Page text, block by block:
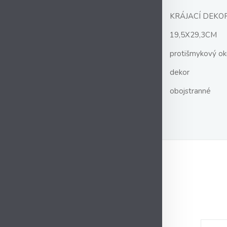
KRÁJACÍ
19,5X29,3CM
protišmykový
dekor
obojstranné